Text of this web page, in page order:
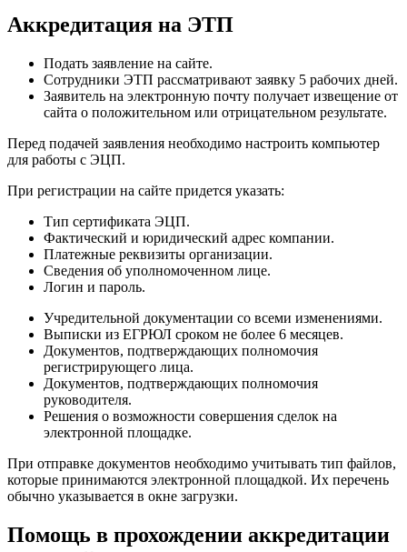
Аккредитация на ЭТП
Подать заявление на сайте.
Сотрудники ЭТП рассматривают заявку 5 рабочих дней.
Заявитель на электронную почту получает извещение от
сайта о положительном или отрицательном результате.
Перед подачей заявления необходимо настроить компьютер
для работы с ЭЦП.
При регистрации на сайте придется указать:
Тип сертификата ЭЦП.
Фактический и юридический адрес компании.
Платежные реквизиты организации.
Сведения об уполномоченном лице.
Логин и пароль.
Учредительной документации со всеми изменениями.
Выписки из ЕГРЮЛ сроком не более 6 месяцев.
Документов, подтверждающих полномочия
регистрирующего лица.
Документов, подтверждающих полномочия
руководителя.
Решения о возможности совершения сделок на
электронной площадке.
При отправке документов необходимо учитывать тип файлов,
которые принимаются электронной площадкой. Их перечень
обычно указывается в окне загрузки.
Помощь в прохождении аккредитации